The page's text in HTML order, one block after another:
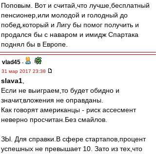
Поповым. Вот и считай,что лучше,бесплатный
пенсионер,или молодой и голодный до
побед,который и Лигу бы помог получить и
продался бы с наваром и имидж Спартака
поднял бы в Европе.
vlad45 -
31 мар 2017 23:38
slava1
Если не выиграем,то будет обидно и
значит,вложения не оправданы.
Как говорят американцы - риск ассесмент
неверно просчитан.Без смайлов.
ЗЫ. Для справки.В сфере стартапов,процент
успешных не превышает 10. Зато из тех,что